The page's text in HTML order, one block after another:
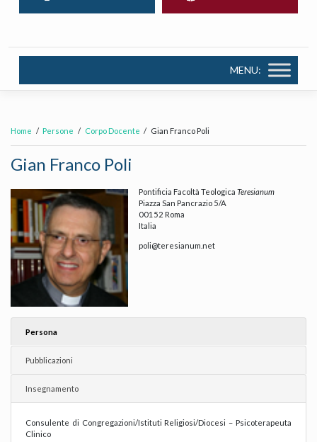
MENU:
Home Persone Corpo Docente Gian Franco Poli
Gian Franco Poli
Pontificia Facoltà Teologica Teresianum
Piazza San Pancrazio 5/A
00152 Roma
Italia
poli@teresianum.net
Persona
Pubblicazioni
Insegnamento
Consulente di Congregazioni/Istituti Religiosi/Diocesi – Psicoterapeuta
Clinico